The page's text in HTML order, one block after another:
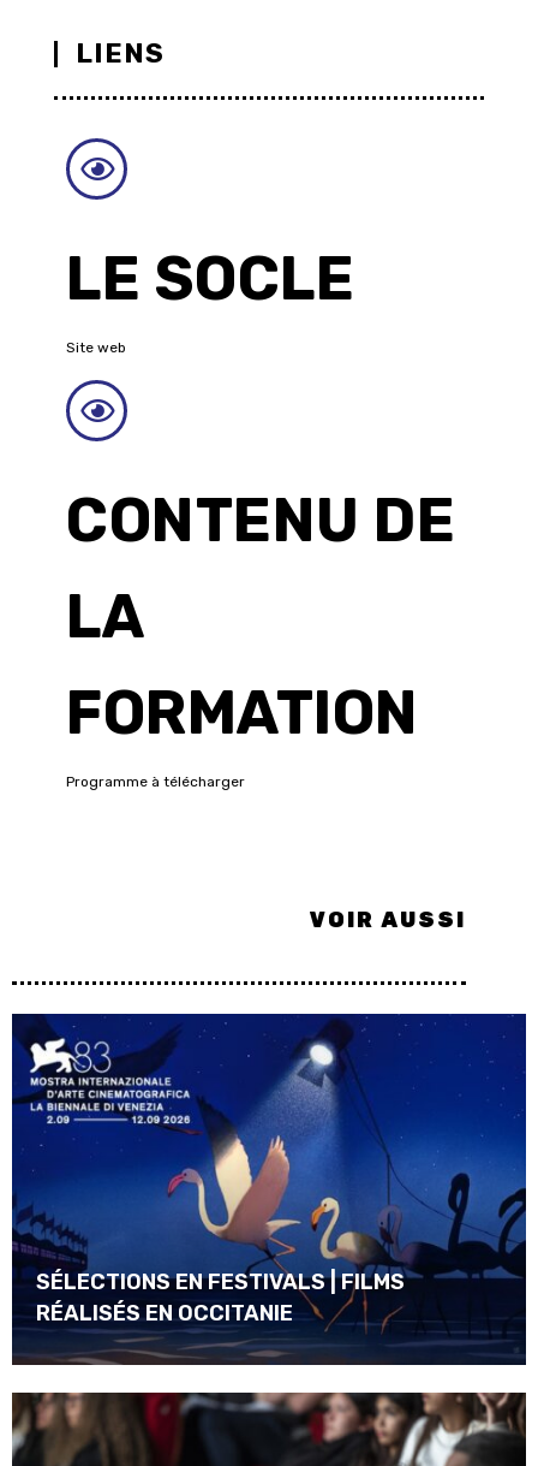
LIENS
LE SOCLE
Site web
CONTENU DE
LA
FORMATION
Programme à télécharger
VOIR AUSSI
SÉLECTIONS EN FESTIVALS | FILMS
RÉALISÉS EN OCCITANIE